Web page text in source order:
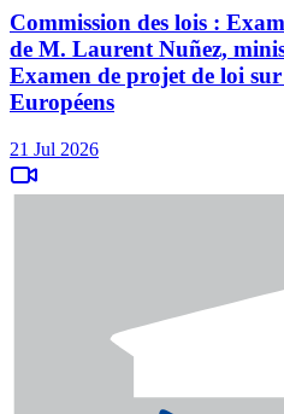
Commission des lois :
de M. Laurent Nuñez,
Examen de projet de loi sur
Européens
21 Jul 2026